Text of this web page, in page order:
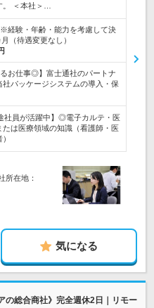
。 ＜本社＞…
経験・年齢・能力を考慮して決
（待遇変更なし）
るお仕事◎】富士通社のパートナ
パッケージシステムの導入・保
社員が活躍中】◎電子カルテ・医
は医療領域の知識（看護師・医
所在地：
気になる
の総合商社》完全週休2日｜リモー